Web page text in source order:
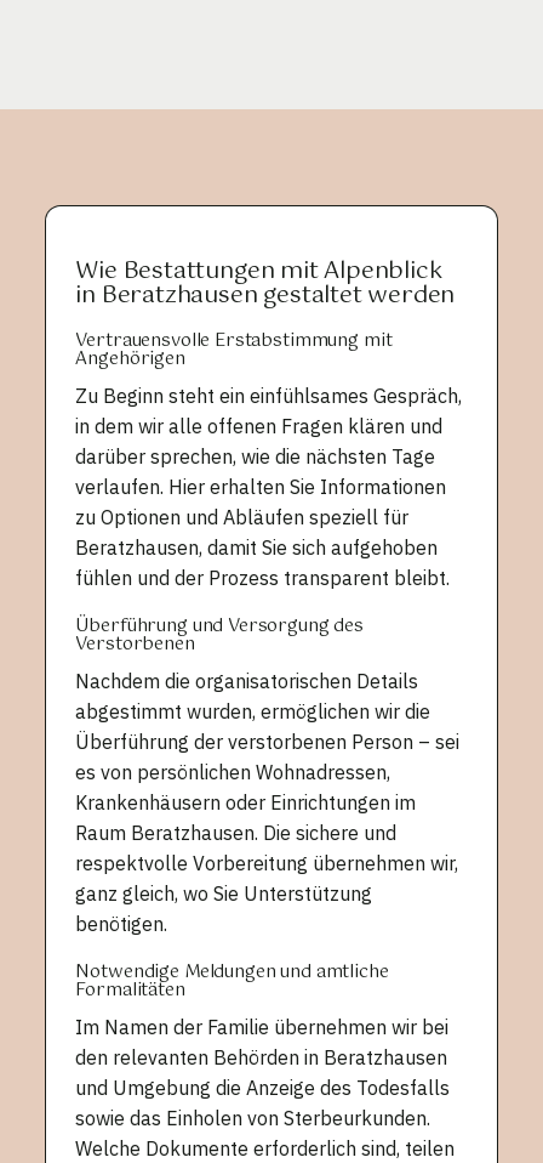
Wie Bestattungen mit Alpenblick
in Beratzhausen gestaltet werden
Vertrauensvolle Erstabstimmung mit
Angehörigen
Zu Beginn steht ein einfühlsames Gespräch,
in dem wir alle offenen Fragen klären und
darüber sprechen, wie die nächsten Tage
verlaufen. Hier erhalten Sie Informationen
zu Optionen und Abläufen speziell für
Beratzhausen, damit Sie sich aufgehoben
fühlen und der Prozess transparent bleibt.
Überführung und Versorgung des
Verstorbenen
Nachdem die organisatorischen Details
abgestimmt wurden, ermöglichen wir die
Überführung der verstorbenen Person – sei
es von persönlichen Wohnadressen,
Krankenhäusern oder Einrichtungen im
Raum Beratzhausen. Die sichere und
respektvolle Vorbereitung übernehmen wir,
ganz gleich, wo Sie Unterstützung
benötigen.
Notwendige Meldungen und amtliche
Formalitäten
Im Namen der Familie übernehmen wir bei
den relevanten Behörden in Beratzhausen
und Umgebung die Anzeige des Todesfalls
sowie das Einholen von Sterbeurkunden.
Welche Dokumente erforderlich sind, teilen